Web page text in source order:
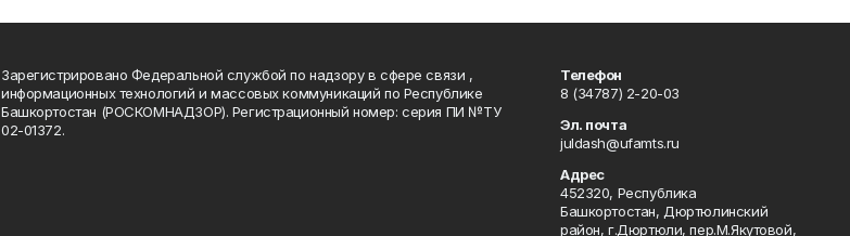
Зарегистрировано Федеральной службой по надзору в сфере связи ,
информационных технологий и массовых коммуникаций по Республике
Башкортостан (РОСКОМНАДЗОР). Регистрационный номер: серия ПИ №ТУ
02-01372.
Телефон
8 (34787) 2-20-03
Эл. почта
juldash@ufamts.ru
Адрес
452320, Республика
Башкортостан, Дюртюлинский
район, г.Дюртюли, пер.М.Якутовой,